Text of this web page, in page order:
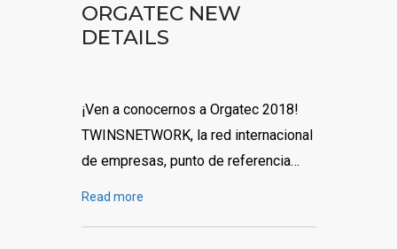
ORGATEC NEW
DETAILS
¡Ven a conocernos a Orgatec 2018!
TWINSNETWORK, la red internacional
de empresas, punto de referencia…
Read more